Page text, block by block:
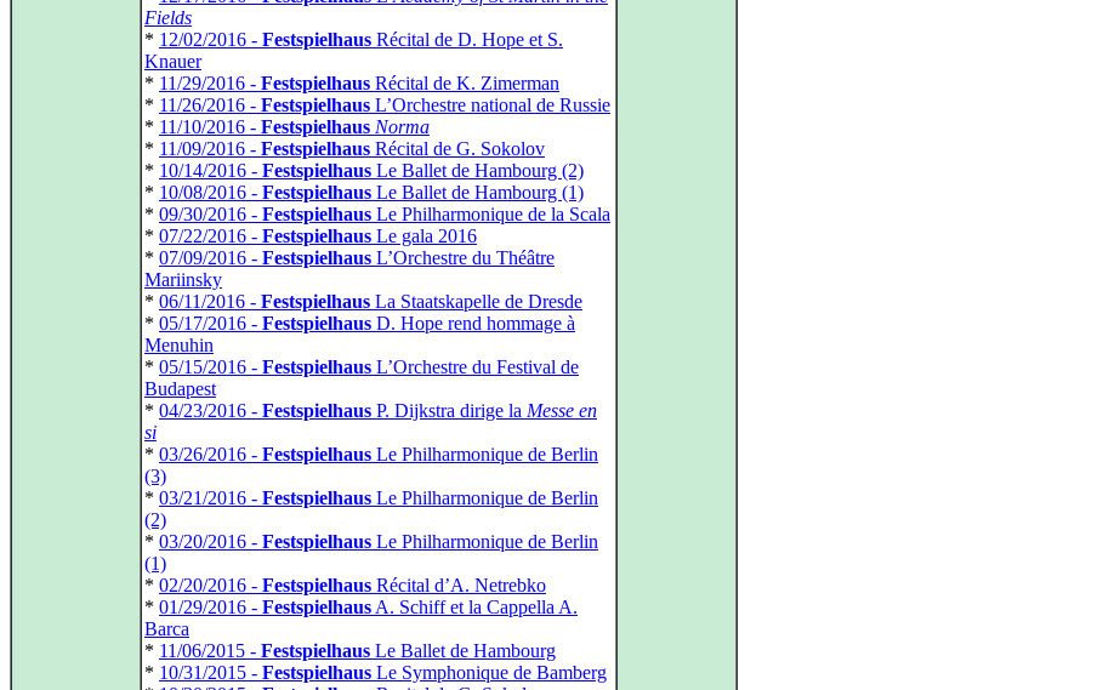
Fields
* 12/02/2016 - Festspielhaus Récital de D. Hope et S.
Knauer
* 11/29/2016 - Festspielhaus Récital de K. Zimerman
* 11/26/2016 - Festspielhaus L’Orchestre national de Russie
* 11/10/2016 - Festspielhaus Norma
* 11/09/2016 - Festspielhaus Récital de G. Sokolov
* 10/14/2016 - Festspielhaus Le Ballet de Hambourg (2)
* 10/08/2016 - Festspielhaus Le Ballet de Hambourg (1)
* 09/30/2016 - Festspielhaus Le Philharmonique de la Scala
* 07/22/2016 - Festspielhaus Le gala 2016
* 07/09/2016 - Festspielhaus L’Orchestre du Théâtre
Mariinsky
* 06/11/2016 - Festspielhaus La Staatskapelle de Dresde
* 05/17/2016 - Festspielhaus D. Hope rend hommage à
Menuhin
* 05/15/2016 - Festspielhaus L’Orchestre du Festival de
Budapest
* 04/23/2016 - Festspielhaus P. Dijkstra dirige la Messe en
si
* 03/26/2016 - Festspielhaus Le Philharmonique de Berlin
(3)
* 03/21/2016 - Festspielhaus Le Philharmonique de Berlin
(2)
* 03/20/2016 - Festspielhaus Le Philharmonique de Berlin
(1)
* 02/20/2016 - Festspielhaus Récital d’A. Netrebko
* 01/29/2016 - Festspielhaus A. Schiff et la Cappella A.
Barca
* 11/06/2015 - Festspielhaus Le Ballet de Hambourg
* 10/31/2015 - Festspielhaus Le Symphonique de Bamberg